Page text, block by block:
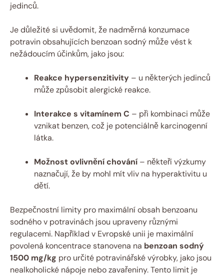
jedinců.
Je důležité si uvědomit, že nadměrná konzumace
potravin obsahujících benzoan sodný může vést k
nežádoucím účinkům, jako jsou:
Reakce hypersenzitivity – u některých jedinců
může způsobit alergické reakce.
Interakce s vitamínem C – při kombinaci může
vznikat benzen, což je potenciálně karcinogenní
látka.
Možnost ovlivnění chování – někteří výzkumy
naznačují, že by mohl mít vliv na hyperaktivitu u
dětí.
Bezpečnostní limity pro maximální obsah benzoanu
sodného v potravinách jsou upraveny různými
regulacemi. Například v Evropské unii je maximální
povolená koncentrace stanovena na benzoan sodný
1500 mg/kg pro určité potravinářské výrobky, jako jsou
nealkoholické nápoje nebo zavařeniny. Tento limit je